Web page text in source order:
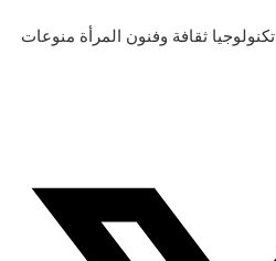
تكنولوجيا ثقافة وفنون المرأة منوعات